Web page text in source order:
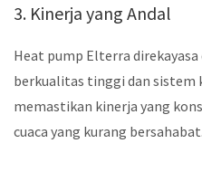
3. Kinerja yang Andal
Heat pump Elterra
berkualitas tinggi dan sistem
memastikan kinerja yang
cuaca yang kurang bersahabat.